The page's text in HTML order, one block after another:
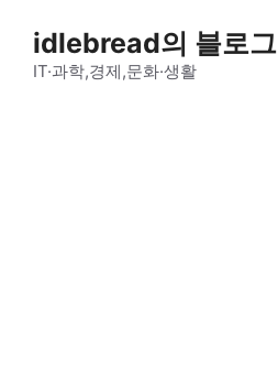
idlebread의 블로그
IT·과학,경제,문화·생활